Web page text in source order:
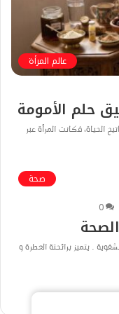
عالم المرأة
حلم الأمومة
الحياة، فكانت المرأة عبر
صحة
0
. يتميز برائحتة العطرة و